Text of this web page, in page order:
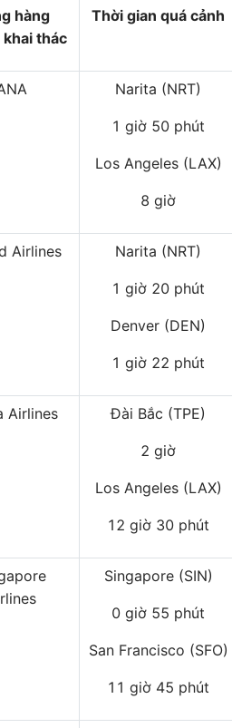
hàng
thác
Thời gian quá cảnh
Narita (NRT)
1 giờ 50 phút
Los Angeles (LAX)
8 giờ
Airlines Narita (NRT)
1 giờ 20 phút
Denver (DEN)
1 giờ 22 phút
Airlines Đài Bắc (TPE)
2 giờ
Los Angeles (LAX)
12 giờ 30 phút
Singapore (SIN)
0 giờ 55 phút
San Francisco (SFO)
11 giờ 45 phút